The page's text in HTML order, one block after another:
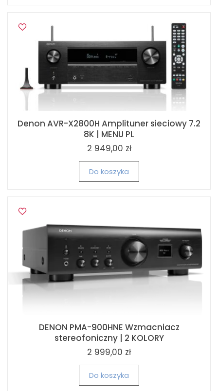
Denon AVR-X2800H Amplituner sieciowy 7.2
8K | MENU PL
2 949,00 zł
Do koszyka
DENON PMA-900HNE Wzmacniacz
stereofoniczny | 2 KOLORY
2 999,00 zł
Do koszyka